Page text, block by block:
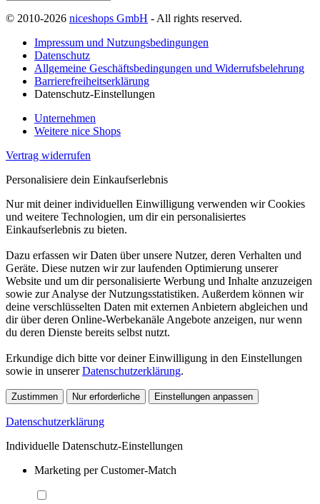
© 2010-2026 niceshops GmbH - All rights reserved.
Impressum und Nutzungsbedingungen
Datenschutz
Allgemeine Geschäftsbedingungen und Widerrufsbelehrung
Barrierefreiheitserklärung
Datenschutz-Einstellungen
Unternehmen
Weitere nice Shops
Vertrag widerrufen
Personalisiere dein Einkaufserlebnis
Nur mit deiner individuellen Einwilligung verwenden wir Cookies
und weitere Technologien, um dir ein personalisiertes
Einkaufserlebnis zu bieten.
Dazu erfassen wir Daten über unsere Nutzer, deren Verhalten und
Geräte. Diese nutzen wir zur laufenden Optimierung unserer
Website und um dir personalisierte Werbung und Inhalte anzuzeigen
sowie zur Analyse der Nutzungsstatistiken. Außerdem können wir
deine verschlüsselten Daten mit externen Anbietern abgleichen und
dir über deren Online-Werbekanäle Angebote anzeigen, nur wenn
du deren Dienste bereits selbst nutzt.
Erkundige dich bitte vor deiner Einwilligung in den Einstellungen
sowie in unsererDatenschutzerklärung.
Zustimmen Nur erforderliche Einstellungen anpassen
Datenschutzerklärung
Individuelle Datenschutz-Einstellungen
Marketing per Customer-Match